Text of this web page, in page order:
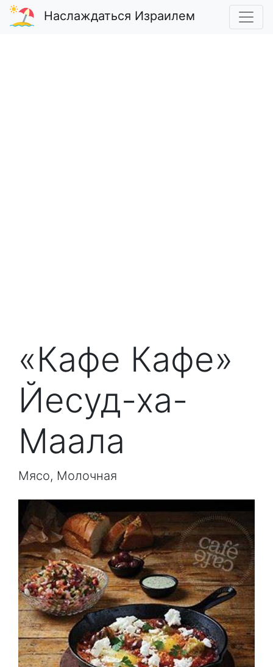
Наслаждаться Израилем
«Кафе Кафе»
Йесуд-ха-
Маала
Мясо, Молочная